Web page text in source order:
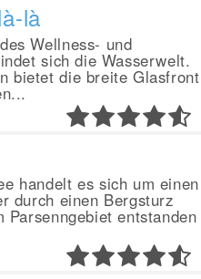
là
Wellness- und
sich die Wasserwelt.
bietet die breite Glasfront
handelt es sich um einen
durch einen Bergsturz
Parsenngebiet entstanden